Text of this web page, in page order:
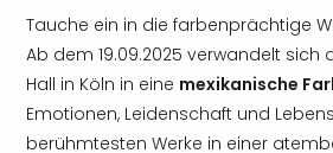
Tauche ein in die farbenprächtige
Ab dem 19.09.2025 verwandelt sich
Hall in Köln in eine mexikanische
Emotionen, Leidenschaft und
berühmtesten Werke in einer